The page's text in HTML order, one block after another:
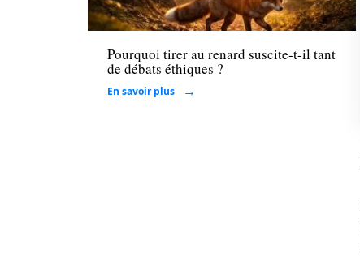
Actu
Pourquoi tirer au renard suscite-t-il tant
de débats éthiques ?
En savoir plus